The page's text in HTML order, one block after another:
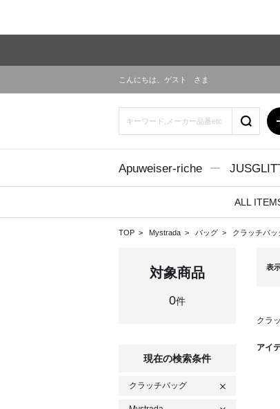
こんにちは、 ゲスト さま
Apuweiser-riche
ALL
TOP Mystrada バッグ クラッチバッ
対象商品
0件
現在の検索条件
クラッチバッグ
表
クラ
アイ